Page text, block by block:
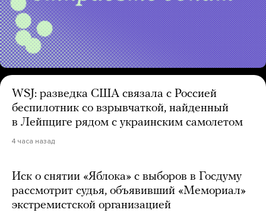
WSJ: разведка США связала с Россией
беспилотник со взрывчаткой, найденный
в Лейпциге рядом с украинским самолетом
4 часа назад
Иск о снятии «Яблока» с выборов в Госдуму
рассмотрит судья, объявивший «Мемориал»
экстремистской организацией